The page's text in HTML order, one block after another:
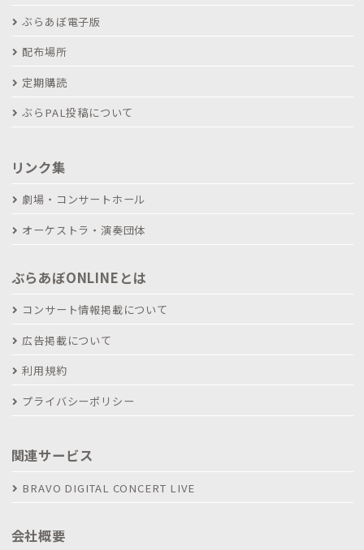
ぶらあぼ電子版
配布場所
定期購読
ぶらPAL投稿について
リンク集
劇場・コンサートホール
オーケストラ・演奏団体
ぶらあぼONLINEとは
コンサート情報掲載について
広告掲載について
利用規約
プライバシーポリシー
関連サービス
BRAVO DIGITAL CONCERT LIVE
会社概要